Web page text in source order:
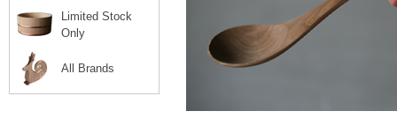
Limited Stock
Only
All Brands